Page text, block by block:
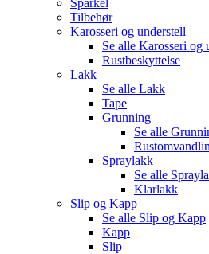
Tilbehør
Karosseri og understell
Se alle Karosseri og
Rustbeskyttelse
Lakk
Se alle Lakk
Tape
Grunning
Se alle
Spraylakk
Se alle
Klarlakk
Slip og Kapp
Se alle Slip og Kapp
Kapp
Slip